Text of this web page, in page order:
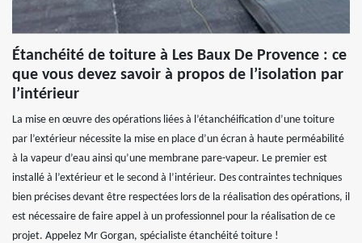
Étanchéité de toiture à Les Baux De Provence : ce
que vous devez savoir à propos de l’isolation par
l’intérieur
La mise en œuvre des opérations liées à l’étanchéification d’une toiture
par l’extérieur nécessite la mise en place d’un écran à haute perméabilité
à la vapeur d’eau ainsi qu’une membrane pare-vapeur. Le premier est
installé à l’extérieur et le second à l’intérieur. Des contraintes techniques
bien précises devant être respectées lors de la réalisation des opérations, il
est nécessaire de faire appel à un professionnel pour la réalisation de ce
projet. Appelez Mr Gorgan, spécialiste étanchéité toiture !